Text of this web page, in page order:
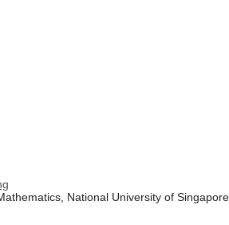
National University of